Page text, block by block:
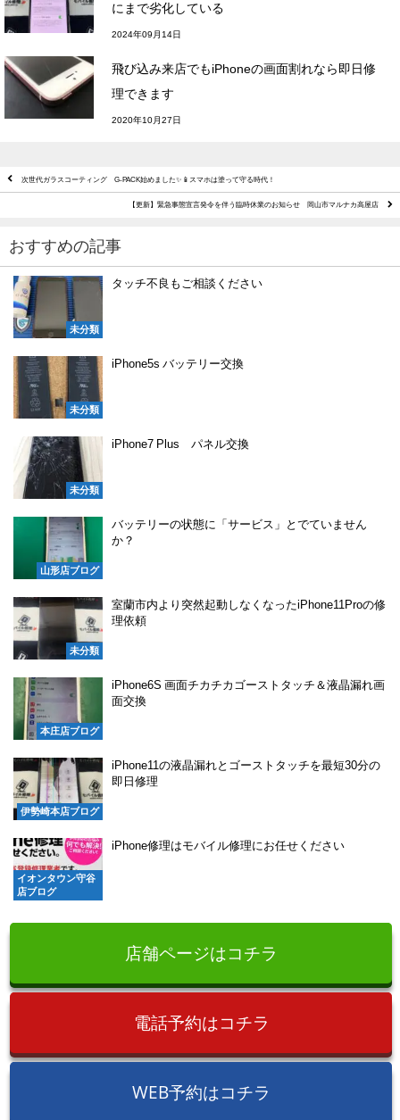
にまで劣化している
2024年09月14日
飛び込み来店でもiPhoneの画面割れなら即日修
理できます
2020年10月27日
次世代ガラスコーティング G-PACK始めました✨📱スマホは塗って守る時代！
【更新】緊急事態宣言発令を伴う臨時休業のお知らせ 岡山市マルナカ高屋店
おすすめの記事
未分類
タッチ不良もご相談ください
未分類
iPhone5s バッテリー交換
未分類
iPhone7 Plus パネル交換
山形店ブログ
バッテリーの状態に「サービス」とでていません
か？
未分類
室蘭市内より突然起動しなくなったiPhone11Proの修
理依頼
本庄店ブログ
iPhone6S 画面チカチカゴーストタッチ＆液晶漏れ画
面交換
伊勢崎本店ブログ
iPhone11の液晶漏れとゴーストタッチを最短30分の
即日修理
イオンタウン守谷
店ブログ
iPhone修理はモバイル修理にお任せください
店舗ページはコチラ
電話予約はコチラ
WEB予約はコチラ